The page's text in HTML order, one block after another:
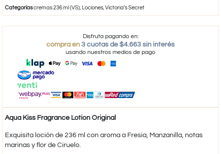
Categoríascremas 236 ml (VS), Lociones,Victoria's Secret
Disfruta pagando en:
compra en 3 cuotas de $4.663 sin interés
usando nuestros medios de pago
Aqua Kiss Fragrance Lotion Original
Exquisita loción de 236 ml con aroma a Fresia, Manzanilla, notas
marinas y flor de Ciruelo.